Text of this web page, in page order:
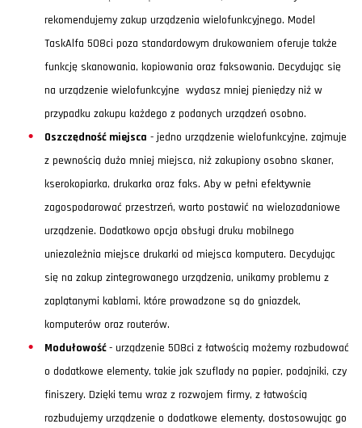
rekomendujemy zakup urządzenia wielofunkcyjnego. Model
TaskAlfa 508ci poza standardowym drukowaniem oferuje także
funkcję skanowania, kopiowania oraz faksowania. Decydując się
na urządzenie wielofunkcyjne wydasz mniej pieniędzy niż w
przypadku zakupu każdego z podanych urządzeń osobno.
Oszczędność miejsca - jedno urządzenie wielofunkcyjne, zajmuje
z pewnością dużo mniej miejsca, niż zakupiony osobno skaner,
kserokopiarka, drukarka oraz faks. Aby w pełni efektywnie
zagospodarować przestrzeń, warto postawić na wielozadaniowe
urządzenie. Dodatkowo opcja obsługi druku mobilnego
uniezależnia miejsce drukarki od miejsca komputera. Decydując
się na zakup zintegrowanego urządzenia, unikamy problemu z
zaplątanymi kablami, które prowadzone są do gniazdek,
komputerów oraz routerów.
Modułowość- urządzenie 508ci z łatwością możemy rozbudować
o dodatkowe elementy, takie jak szuflady na papier, podajniki, czy
finiszery. Dzięki temu wraz z rozwojem firmy, z łatwością
rozbudujemy urządzenie o dodatkowe elementy, dostosowując go